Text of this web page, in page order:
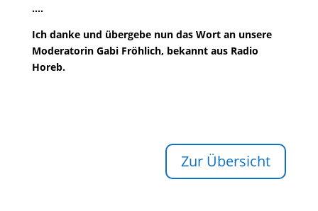
….
Ich danke und übergebe nun das Wort an unsere
Moderatorin Gabi Fröhlich, bekannt aus Radio
Horeb.
Zur Übersicht